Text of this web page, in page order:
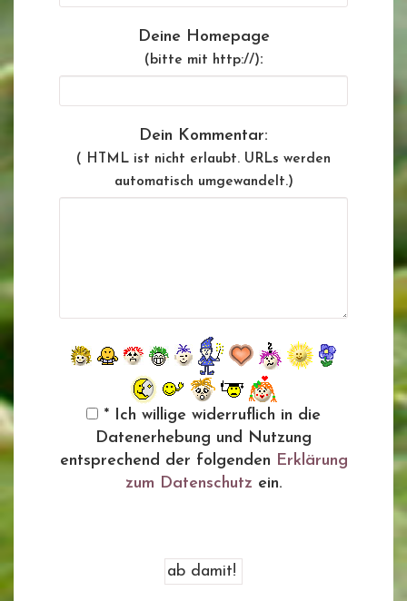
Deine Homepage
(bitte mit http://):
Dein Kommentar:
( HTML ist nicht erlaubt. URLs werden
automatisch umgewandelt.)
* Ich willige widerruflich in die
Datenerhebung und Nutzung
entsprechend der folgenden Erklärung
zum Datenschutz ein.